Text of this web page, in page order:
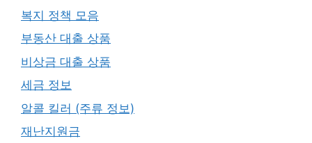
복지 정책 모음
부동산 대출 상품
비상금 대출 상품
세금 정보
알콜 킬러 (주류 정보)
재난지원금